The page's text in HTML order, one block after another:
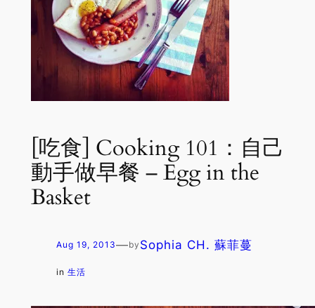
[吃食] Cooking 101：自己
動手做早餐 – Egg in the
Basket
Aug 19, 2013—by Sophia CH. 蘇菲蔓
in 生活